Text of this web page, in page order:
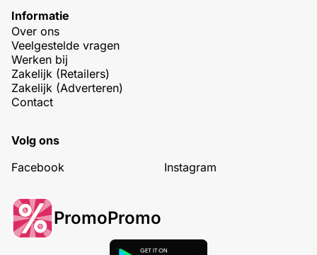
Informatie
Over ons
Veelgestelde vragen
Werken bij
Zakelijk (Retailers)
Zakelijk (Adverteren)
Contact
Volg ons
Facebook
Instagram
PromoPromo